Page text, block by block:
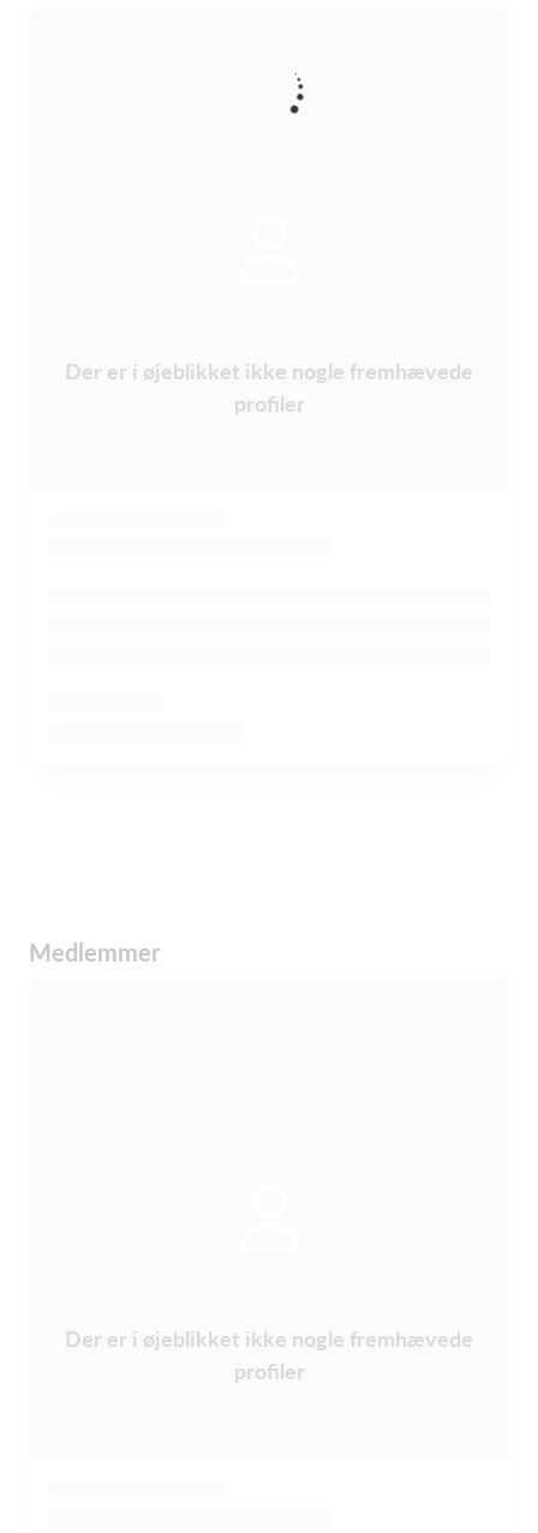
Der er i øjeblikket ikke nogle fremhævede
profiler
Medlemmer
Der er i øjeblikket ikke nogle fremhævede
profiler